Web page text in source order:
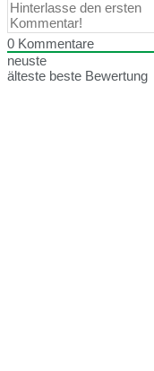
0 Kommentare
neuste
älteste beste Bewertung